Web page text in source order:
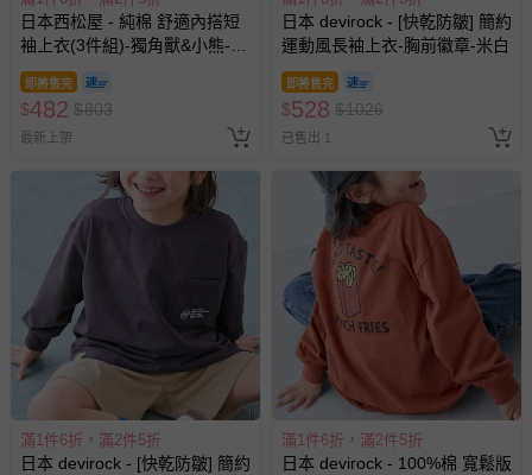
日本西松屋 - 純棉 舒適內搭短
袖上衣(3件組)-獨角獸&小熊-粉
紫黃
即將售完
$482 $803
最新上架
日本 devirock - [快乾防皺] 簡約
運動風長袖上衣-胸前徽章-米白
即將售完
$528 $1026
已售出 1
滿1件6折，滿2件5折
日本 devirock - [快乾防皺] 簡約
滿1件6折，滿2件5折
日本 devirock - 100%棉 寬鬆版